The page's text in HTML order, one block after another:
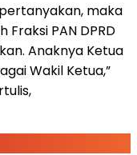
maka
PAN DPRD
Anaknya Ketua
Wakil Ketua,”